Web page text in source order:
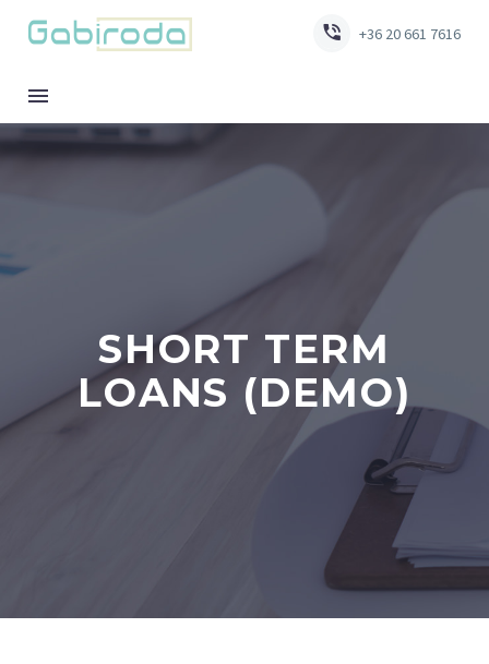

 +36 20 661 7616
SHORT TERM
LOANS (DEMO)